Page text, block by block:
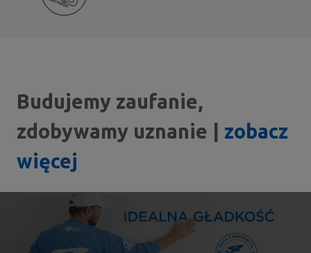
Budujemy zaufanie,
zdobywamy uznanie | zobacz
więcej